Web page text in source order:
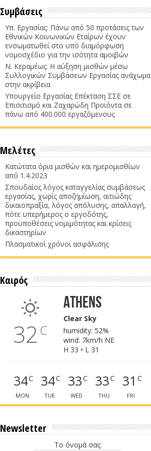
Συμβάσεις
Υπ. Εργασίας: Πάνω από 50 προτάσεις των
Εθνικών Κοινωνικών Εταίρων έχουν
ενσωματωθεί στο υπό διαμόρφωση
νομοσχέδιο για την ισότητα αμοιβών
Ν. Κεραμέως: Η αύξηση μισθών μέσω
Συλλογικών Συμβάσεων Εργασίας ανάχωμα
στην ακρίβεια
Υπουργείο Εργασίας Επέκταση ΣΣΕ σε
Επισιτισμό και Ζαχαρώδη Προϊόντα σε
πάνω από 400.000 εργαζόμενους
Μελέτες
Κατώτατα όρια μισθών και ημερομισθίων
από 1.4.2023
Σπουδαίος λόγος καταγγελίας συμβάσεως
εργασίας, χωρίς αποζημίωση, αιτιώδης
δικαιοπραξία, λόγος απόλυσης, απαλλαγή,
πότε υπερήμερος ο εργοδότης,
προϋποθέσεις νομιμότητας και κρίσεις
δικαστηρίων
Πλασματικοί χρόνοι ασφάλισης
Καιρός
32 C
Athens
Clear Sky
humidity: 52%
wind: 7km/h NE
H 33 • L 31
34C
MON
34C
TUE
33C
WED
33C
THU
31 C
FRI
Newsletter
Το όνομά σας: